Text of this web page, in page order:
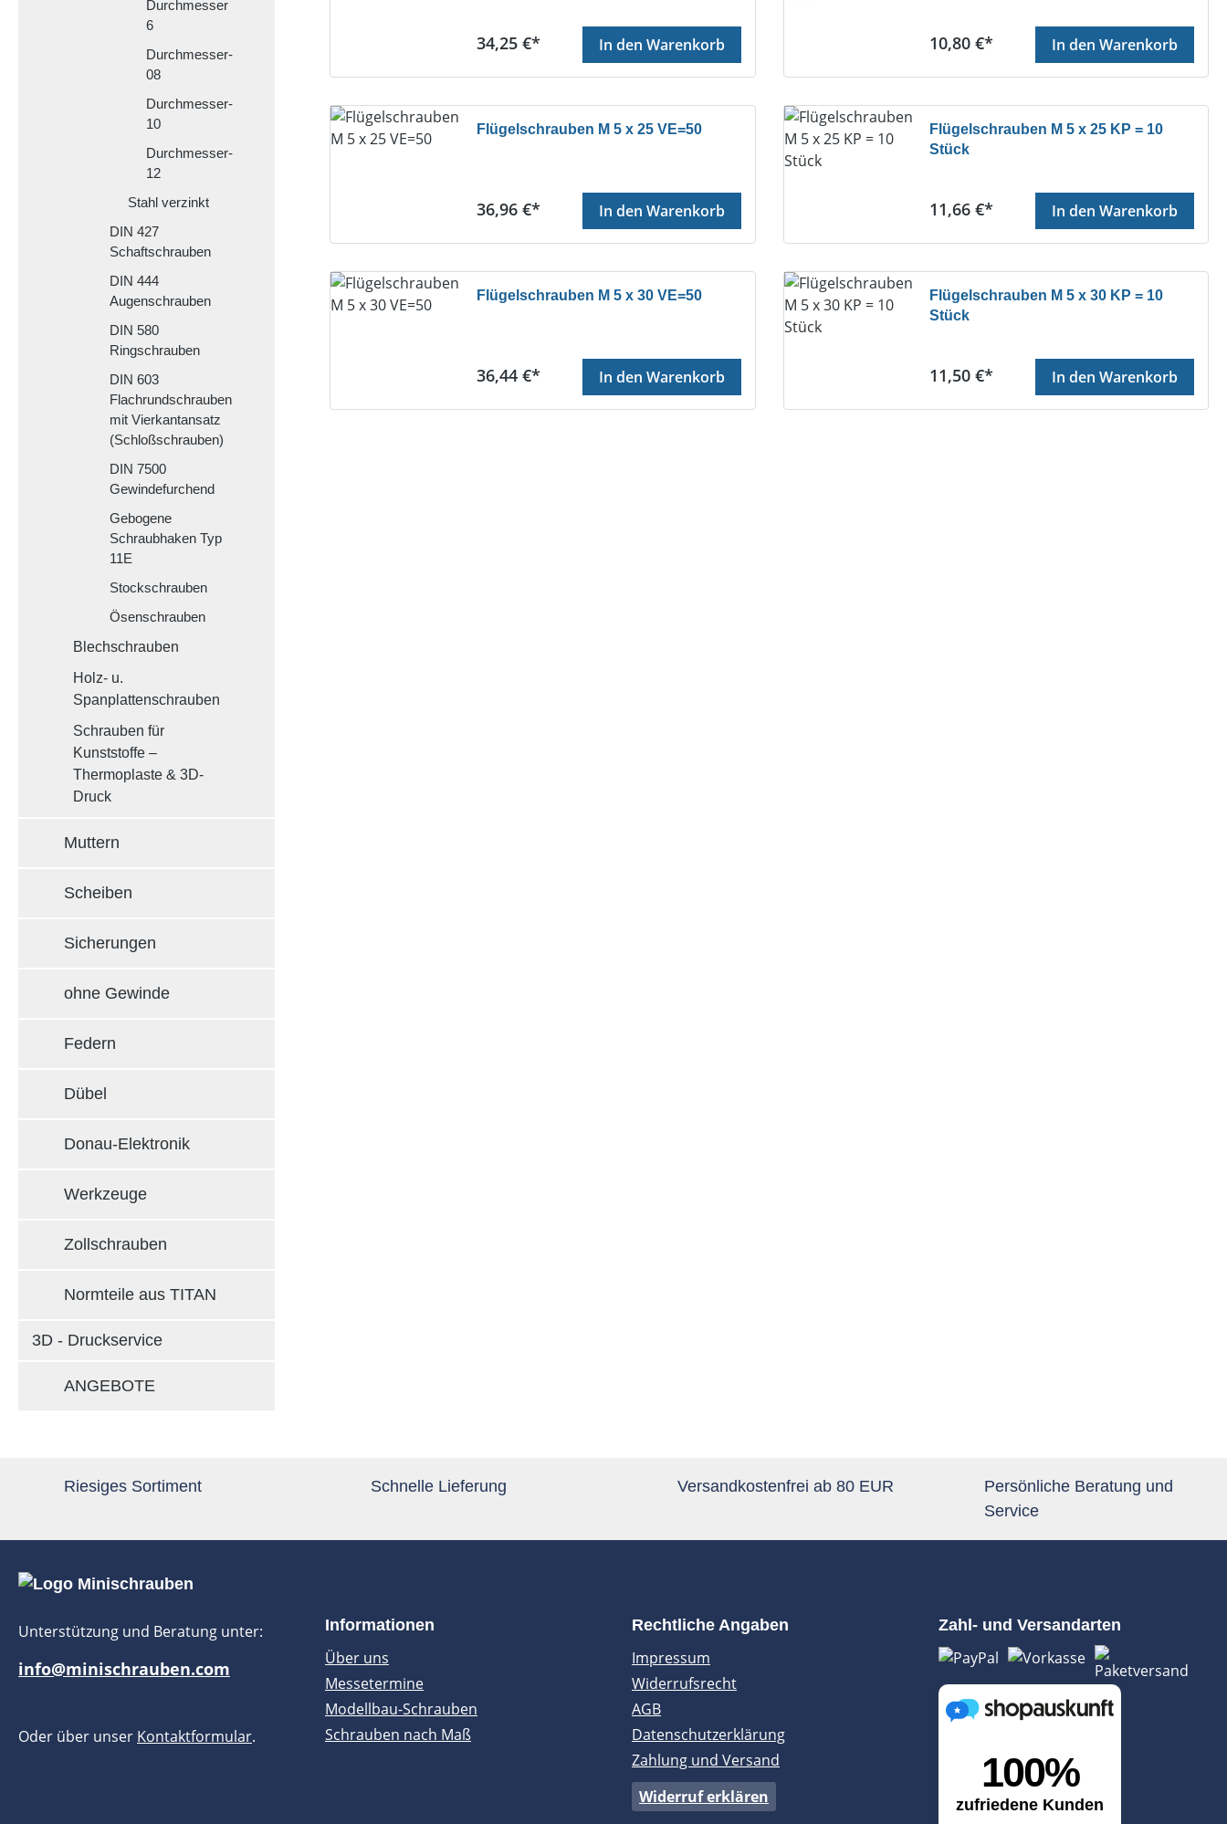
Durchmesser
6
Durchmesser-
08
Durchmesser-
10
Durchmesser-
12
Stahl verzinkt
DIN 427
Schaftschrauben
DIN 444
Augenschrauben
DIN 580
Ringschrauben
DIN 603
Flachrundschrauben
mit Vierkantansatz
(Schloßschrauben)
DIN 7500
Gewindefurchend
Gebogene
Schraubhaken Typ
11E
Stockschrauben
Ösenschrauben
Blechschrauben
Holz- u.
Spanplattenschrauben
Schrauben für
Kunststoffe –
Thermoplaste & 3D-
Druck
Muttern
Scheiben
Sicherungen
ohne Gewinde
Federn
Dübel
Donau-Elektronik
Werkzeuge
Zollschrauben
Normteile aus TITAN
3D - Druckservice
ANGEBOTE
Regulärer Preis:
34,25 €* In den Warenkorb Regulärer Preis:
10,80 €* In den Warenkorb
Flügelschrauben M 5 x 25 VE=50
Regulärer Preis:
36,96 €* In den Warenkorb
Flügelschrauben M 5 x 25 KP = 10
Stück
Regulärer Preis:
11,66 €* In den Warenkorb
Flügelschrauben M 5 x 30 VE=50
Regulärer Preis:
36,44 €* In den Warenkorb
Flügelschrauben M 5 x 30 KP = 10
Stück
Regulärer Preis:
11,50 €* In den Warenkorb
Riesiges Sortiment Schnelle Lieferung Versandkostenfrei ab 80 EUR
Persönliche Beratung und
Service
Unterstützung und Beratung unter:
info@minischrauben.com
Oder über unser Kontaktformular.
Informationen
Über uns
Messetermine
Modellbau-Schrauben
Schrauben nach Maß
Rechtliche Angaben
Impressum
Widerrufsrecht
AGB
Datenschutzerklärung
Zahlung und Versand
Widerruf erklären
Zahl- und Versandarten